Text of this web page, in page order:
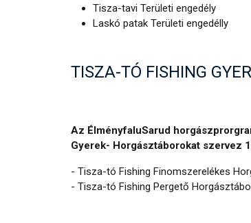
Tisza-tavi Területi engedély
Laskó patak Területi engedélly
TISZA-TÓ FISHING
Az ÉlményfaluSarud
Gyerek- Horgásztáborokat szervez
- Tisza-tó Fishing Finomszerelékes
- Tisza-tó Fishing Pergető